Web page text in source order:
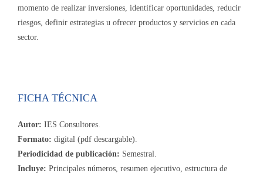
momento de realizar inversiones, identificar oportunidades, reducir
riesgos, definir estrategias u ofrecer productos y servicios en cada
sector.
FICHA TÉCNICA
Autor: IES Consultores.
Formato: digital (pdf descargable).
Periodicidad de publicación: Semestral.
Incluye: Principales números, resumen ejecutivo, estructura de